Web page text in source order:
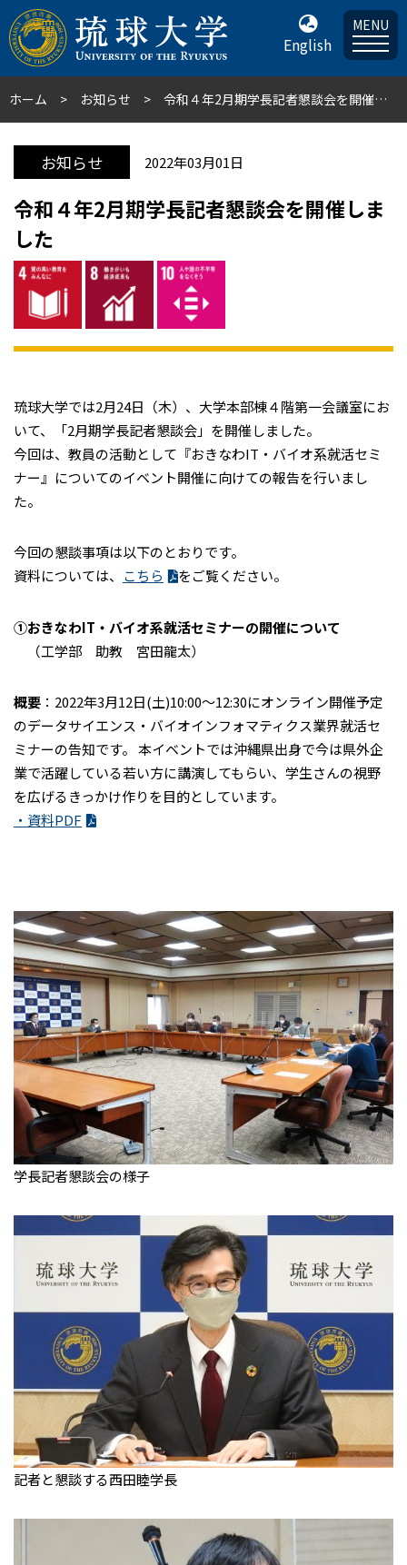
English
MENU
ホーム お知らせ 令和４年2月期学長記者懇談会を開催しました
お知らせ 2022年03月01日
令和４年2月期学長記者懇談会を開催しま
した
琉球大学では2月24日（木）、大学本部棟４階第一会議室にお
いて、「2月期学長記者懇談会」を開催しました。
今回は、教員の活動として『おきなわIT・バイオ系就活セミ
ナー』についてのイベント開催に向けての報告を行いまし
た。
今回の懇談事項は以下のとおりです。
資料については、 こちら をご覧ください。
①おきなわIT・バイオ系就活セミナーの開催について
（工学部 助教 宮田龍太）
概要 ：2022年3月12日(土)10:00〜12:30にオンライン開催予定
のデータサイエンス・バイオインフォマティクス業界就活セ
ミナーの告知です。 本イベントでは沖縄県出身で今は県外企
業で活躍している若い方に講演してもらい、学生さんの視野
を広げるきっかけ作りを目的としています。
・資料PDF
学長記者懇談会の様子
記者と懇談する西田睦学長